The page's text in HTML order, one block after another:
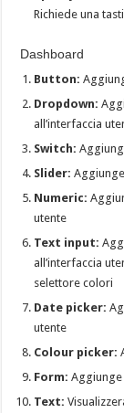
Richiede una
Dashboard
Button:
Dropdown:
all’interfaccia
Switch:
Slider:
Numeric:
utente
Text input:
all’interfaccia
selettore colori
Date picker:
utente
Colour picker:
Form: Aggiunge
Text: